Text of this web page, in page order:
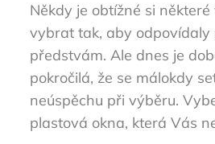
Někdy je obtížné si
vybrat tak, aby odpovídaly
předstvám. Ale dnes je
pokročilá, že se málokdy
neúspěchu při výběru.
plastová okna, která Vás